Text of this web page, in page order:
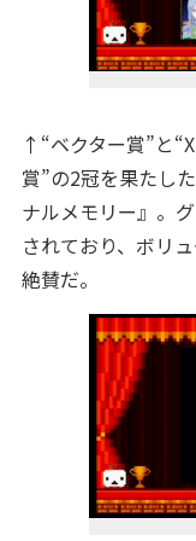
↑“ベクター賞”と
賞”の2冠を果たし
ナルメモリー』。
されており、ボリ
絶賛だ。